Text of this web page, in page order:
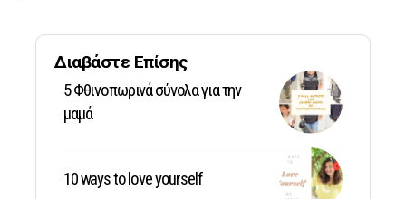
Διαβάστε Επίσης
5 Φθινοπωρινά σύνολα για την
μαμά
10 ways to love yourself